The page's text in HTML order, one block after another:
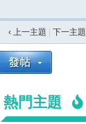
‹ 上一主題 下一主題
熱門主題